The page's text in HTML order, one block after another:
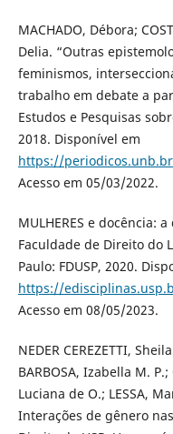
MACHADO, Débora;
Delia. “Outras
feminismos,
trabalho em debate a
Estudos e Pesquisas
2018. Disponível em
https://
Acesso em 05/03/2022.
MULHERES e docência:
Faculdade de Direito do
Paulo: FDUSP, 2020.
https://
Acesso em 08/05/2023.
NEDER CEREZETTI,
BARBOSA, Izabella M. P.;
Luciana de O.; LESSA,
Interações de gênero